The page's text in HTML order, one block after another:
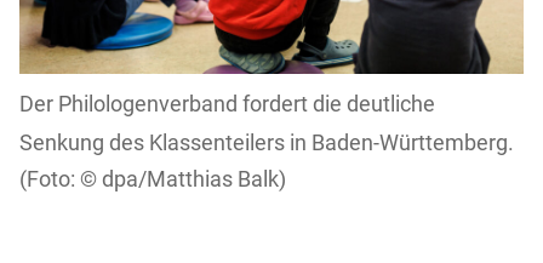
Der Philologenverband fordert die deutliche
Senkung des Klassenteilers in Baden-Württemberg.
dpa/Matthias Balk)